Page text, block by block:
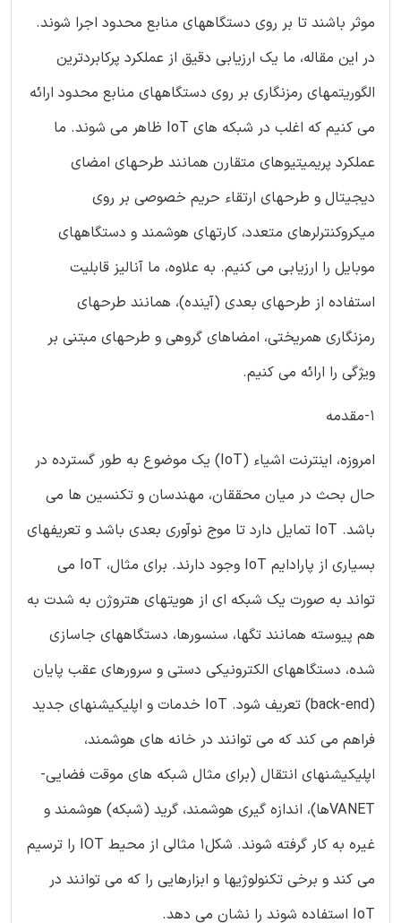
موثر باشند تا بر روی دستگاههای منابع محدود اجرا شوند.
در این مقاله، ما یک ارزیابی دقیق از عملکرد پرکابردترین
الگوریتمهای رمزنگاری بر روی دستگاههای منابع محدود ارائه
می کنیم که اغلب در شبکه های IoT ظاهر می شوند. ما
عملکرد پریمیتیوهای متقارن همانند طرحهای امضای
دیجیتال و طرحهای ارتقاء حریم خصوصی بر روی
میکروکنترلرهای متعدد، کارتهای هوشمند و دستگاههای
موبایل را ارزیابی می کنیم. به علاوه، ما آنالیز قابلیت
استفاده از طرحهای بعدی (آینده)، همانند طرحهای
رمزنگاری همریختی، امضاهای گروهی و طرحهای مبتنی بر
ویژگی را ارائه می کنیم.
1-مقدمه
امروزه، اینترنت اشیاء (IoT) یک موضوع به طور گسترده در
حال بحث در میان محققان، مهندسان و تکنسین ها می
باشد. IoT تمایل دارد تا موج نوآوری بعدی باشد و تعریفهای
بسیاری از پارادایم IoT وجود دارند. برای مثال، IoT می
تواند به صورت یک شبکه ای از هویتهای هتروژن به شدت به
هم پیوسته همانند تگها، سنسورها، دستگاههای جاسازی
شده، دستگاههای الکترونیکی دستی و سرورهای عقب پایان
(back-end) تعریف شود. IoT خدمات و اپلیکیشنهای جدید
فراهم می کند که می توانند در خانه های هوشمند،
اپلیکیشنهای انتقال (برای مثال شبکه های موقت فضایی-
VANETها)، اندازه گیری هوشمند، گرید (شبکه) هوشمند و
غیره به کار گرفته شوند. شکل1 مثالی از محیط IOT را ترسیم
می کند و برخی تکنولوژیها و ابزارهایی را که می توانند در
IoT استفاده شوند را نشان می دهد.